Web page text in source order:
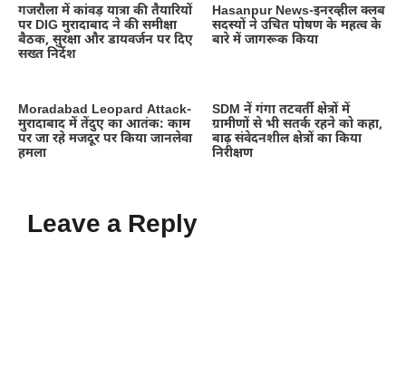
गजरौला में कांवड़ यात्रा की तैयारियों
पर DIG मुरादाबाद ने की समीक्षा
बैठक, सुरक्षा और डायवर्जन पर दिए
सख्त निर्देश
Hasanpur News-इनरव्हील क्लब
सदस्यों ने उचित पोषण के महत्व के
बारे में जागरूक किया
Moradabad Leopard Attack-
मुरादाबाद में तेंदुए का आतंक: काम
पर जा रहे मजदूर पर किया जानलेवा
हमला
SDM नें गंगा तटवर्ती क्षेत्रों में
ग्रामीणों से भी सतर्क रहने को कहा,
बाढ़ संवेदनशील क्षेत्रों का किया
निरीक्षण
Leave a Reply